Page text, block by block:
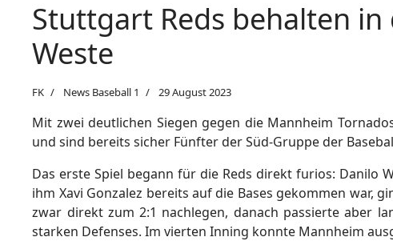
Stuttgart Reds behalten
Weste
FK News Baseball 1 29 August 2023
Mit zwei deutlichen Siegen gegen die Mannheim
und sind bereits sicher Fünfter der Süd-Gruppe der
Das erste Spiel begann für die Reds direkt furios: Danilo
ihm Xavi Gonzalez bereits auf die Bases gekommen war,
zwar direkt zum 2:1 nachlegen, danach passierte aber
starken Defenses. Im vierten Inning konnte Mannheim